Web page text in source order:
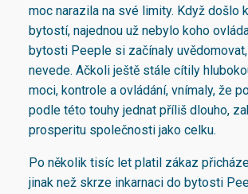
moc narazila na své limity. Když došlo
bytostí, najednou už nebylo koho
bytosti Peeple si začínaly
nevede. Ačkoli ještě stále cítily
moci, kontrole a ovládání, vnímaly, že
podle této touhy jednat příliš dlouho,
prosperitu společnosti jako celku.
Po několik tisíc let platil zákaz
jinak než skrze inkarnaci do bytosti